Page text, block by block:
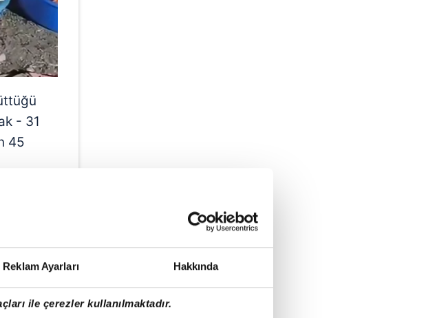
Reklam Ayarları Hakkında
ile çerezler kullanılmaktadır.
- 31
45